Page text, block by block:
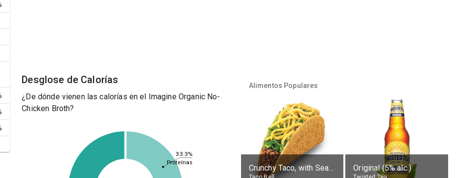
Desglose de Calorías
¿De dónde vienen las calorías en el Imagine Organic No-
Chicken Broth?
33.3%
Proteínas
Alimentos Populares
Crunchy Taco, with Seasoned Beef Original (5% alc.)